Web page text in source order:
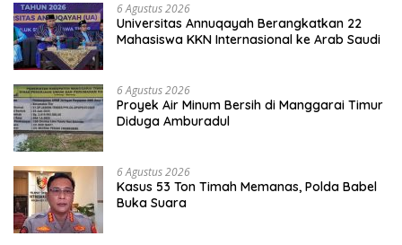
6 Agustus 2026
Universitas Annuqayah Berangkatkan 22
Mahasiswa KKN Internasional ke Arab Saudi
6 Agustus 2026
Proyek Air Minum Bersih di Manggarai Timur
Diduga Amburadul
6 Agustus 2026
Kasus 53 Ton Timah Memanas, Polda Babel
Buka Suara